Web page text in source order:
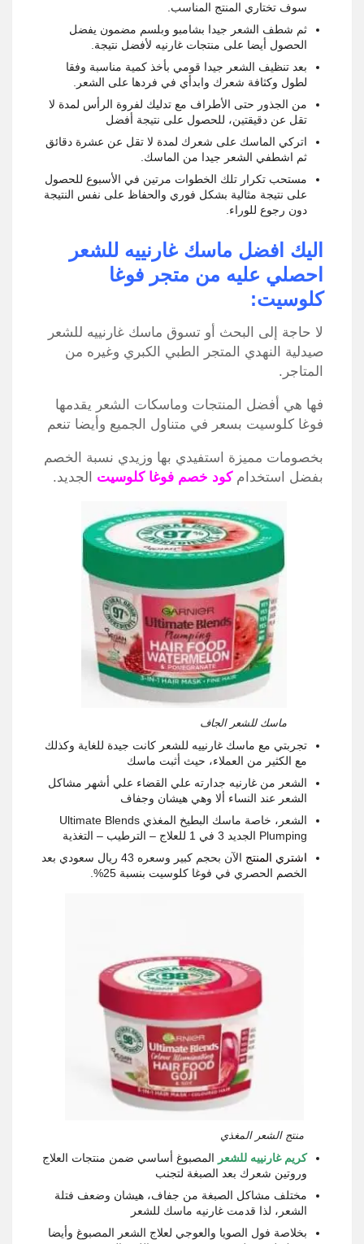
سوف تختاري المنتج المناسب.
ثم شطف الشعر جيدا بشامبو وبلسم مضمون يفضل
الحصول أيضا على منتجات غارنيه لأفضل نتيجة.
بعد تنظيف الشعر جيدا قومي بأخذ كمية مناسبة وفقا
لطول وكثافة شعرك وابدأي في فردها على الشعر.
من الجذور حتى الأطراف مع تدليك لفروة الرأس لمدة لا
تقل عن دقيقتين، للحصول على نتيجة أفضل
اتركي الماسك على شعرك لمدة لا تقل عن عشرة دقائق
ثم اشطفي الشعر جيدا من الماسك.
مستحب تكرار تلك الخطوات مرتين في الأسبوع للحصول
على نتيجة مثالية بشكل فوري والحفاظ على نفس النتيجة
دون رجوع للوراء.
اليك افضل ماسك غارنييه للشعر
احصلي عليه من متجر فوغا
كلوسيت:
لا حاجة إلى البحث أو تسوق ماسك غارنييه للشعر
صيدلية النهدي المتجر الطبي الكبري وغيره من
المتاجر.
فها هي أفضل المنتجات وماسكات الشعر يقدمها
فوغا كلوسيت بسعر في متناول الجميع وأيضا تنعم
بخصومات مميزة استفيدي بها وزيدي نسبة الخصم
بفضل استخدامكود خصم فوغا كلوسيت الجديد.
ماسك للشعر الجاف
تجربتي مع ماسك غارنييه للشعر كانت جيدة للغاية وكذلك
مع الكثير من العملاء، حيث أثبت ماسك
الشعر من غارنيه جدارته علي القضاء علي أشهر مشاكل
الشعر عند النساء ألا وهي هيشان وجفاف
الشعر، خاصة ماسك البطيخ المغذي Ultimate Blends
Plumping الجديد 3 في 1 للعلاج – الترطيب – التغذية
اشتري المنتج
الآن بحجم كبير وسعره 43 ريال سعودي بعد
الخصم الحصري في فوغا كلوسيت بنسبة 25%.
منتج الشعر المغذي
كريم غارنييه للشعر المصبوغ أساسي ضمن منتجات العلاج
وروتين شعرك بعد الصبغة لتجنب
مختلف مشاكل الصبغة من جفاف، هيشان وضعف فتلة
الشعر، لذا قدمت غارنيه ماسك للشعر
بخلاصة فول الصويا والعوجي لعلاج الشعر المصبوغ وأيضا